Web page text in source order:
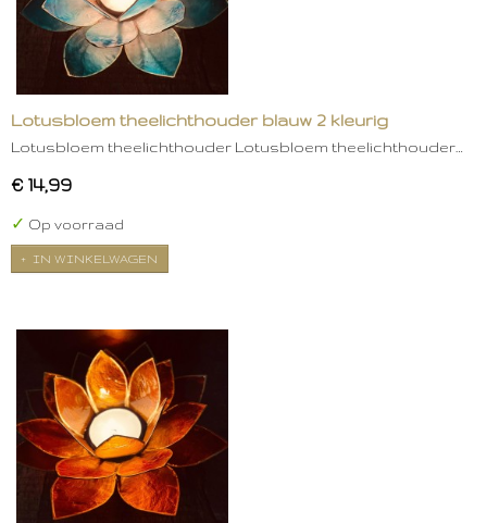
Lotusbloem theelichthouder blauw 2 kleurig
Lotusbloem theelichthouder Lotusbloem theelichthouder…
€ 14,99
✓ Op voorraad
IN WINKELWAGEN